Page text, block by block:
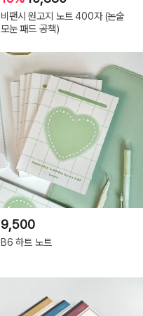
비팬시 원고지 노트 400자 (논술
모눈 패드 공책)
9,500
B6 하트 노트